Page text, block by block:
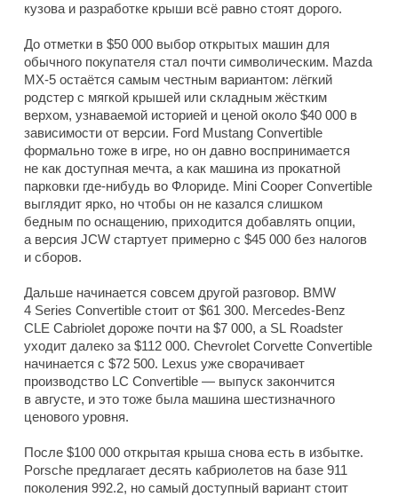
кузова и разработке крыши всё равно стоят дорого.
До отметки в $50 000 выбор открытых машин для
обычного покупателя стал почти символическим. Mazda
MX-5 остаётся самым честным вариантом: лёгкий
родстер с мягкой крышей или складным жёстким
верхом, узнаваемой историей и ценой около $40 000 в
зависимости от версии. Ford Mustang Convertible
формально тоже в игре, но он давно воспринимается
не как доступная мечта, а как машина из прокатной
парковки где-нибудь во Флориде. Mini Cooper Convertible
выглядит ярко, но чтобы он не казался слишком
бедным по оснащению, приходится добавлять опции,
а версия JCW стартует примерно с $45 000 без налогов
и сборов.
Дальше начинается совсем другой разговор. BMW
4 Series Convertible стоит от $61 300. Mercedes-Benz
CLE Cabriolet дороже почти на $7 000, а SL Roadster
уходит далеко за $112 000. Chevrolet Corvette Convertible
начинается с $72 500. Lexus уже сворачивает
производство LC Convertible — выпуск закончится
в августе, и это тоже была машина шестизначного
ценового уровня.
После $100 000 открытая крыша снова есть в избытке.
Porsche предлагает десять кабриолетов на базе 911
поколения 992.2, но самый доступный вариант стоит